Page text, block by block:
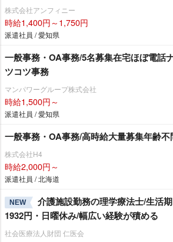
株式会社アンフィニー
時給1,400円～1,750円
派遣社員 / 愛知県
一般事務・OA事務/5名募集在宅ほぼ電話
ツコツ事務
マンパワーグループ株式会社
時給1,500円～
派遣社員 / 愛知県
一般事務・OA事務/高時給大量募集年齢
株式会社H4
時給2,000円～
派遣社員 / 北海道
NEW
介護施設勤務の理学療法士/生活
1932円・日曜休み/幅広い経験が積める
社会医療法人財団 仁医会